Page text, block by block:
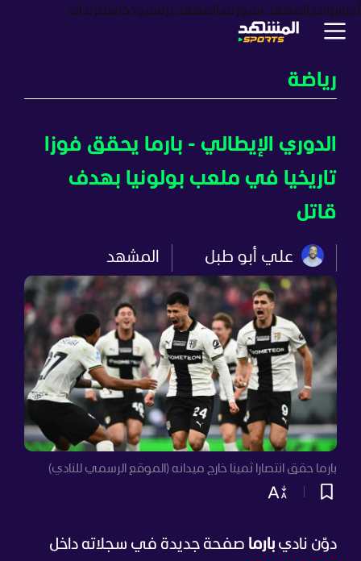
أخبار برامجالمشهد سبورتسالمشهد بزنسبودكاستترندات
رياضة
الدوري الإيطالي - بارما يحقق فوزا
تاريخيا في ملعب بولونيا بهدف
قاتل
علي أبو طبل المشهد
بارما حقق انتصارا ثمينا خارج ميدانه (الموقع الرسمي للنادي)
دوّن نادي بارما صفحة جديدة في سجلاته داخل